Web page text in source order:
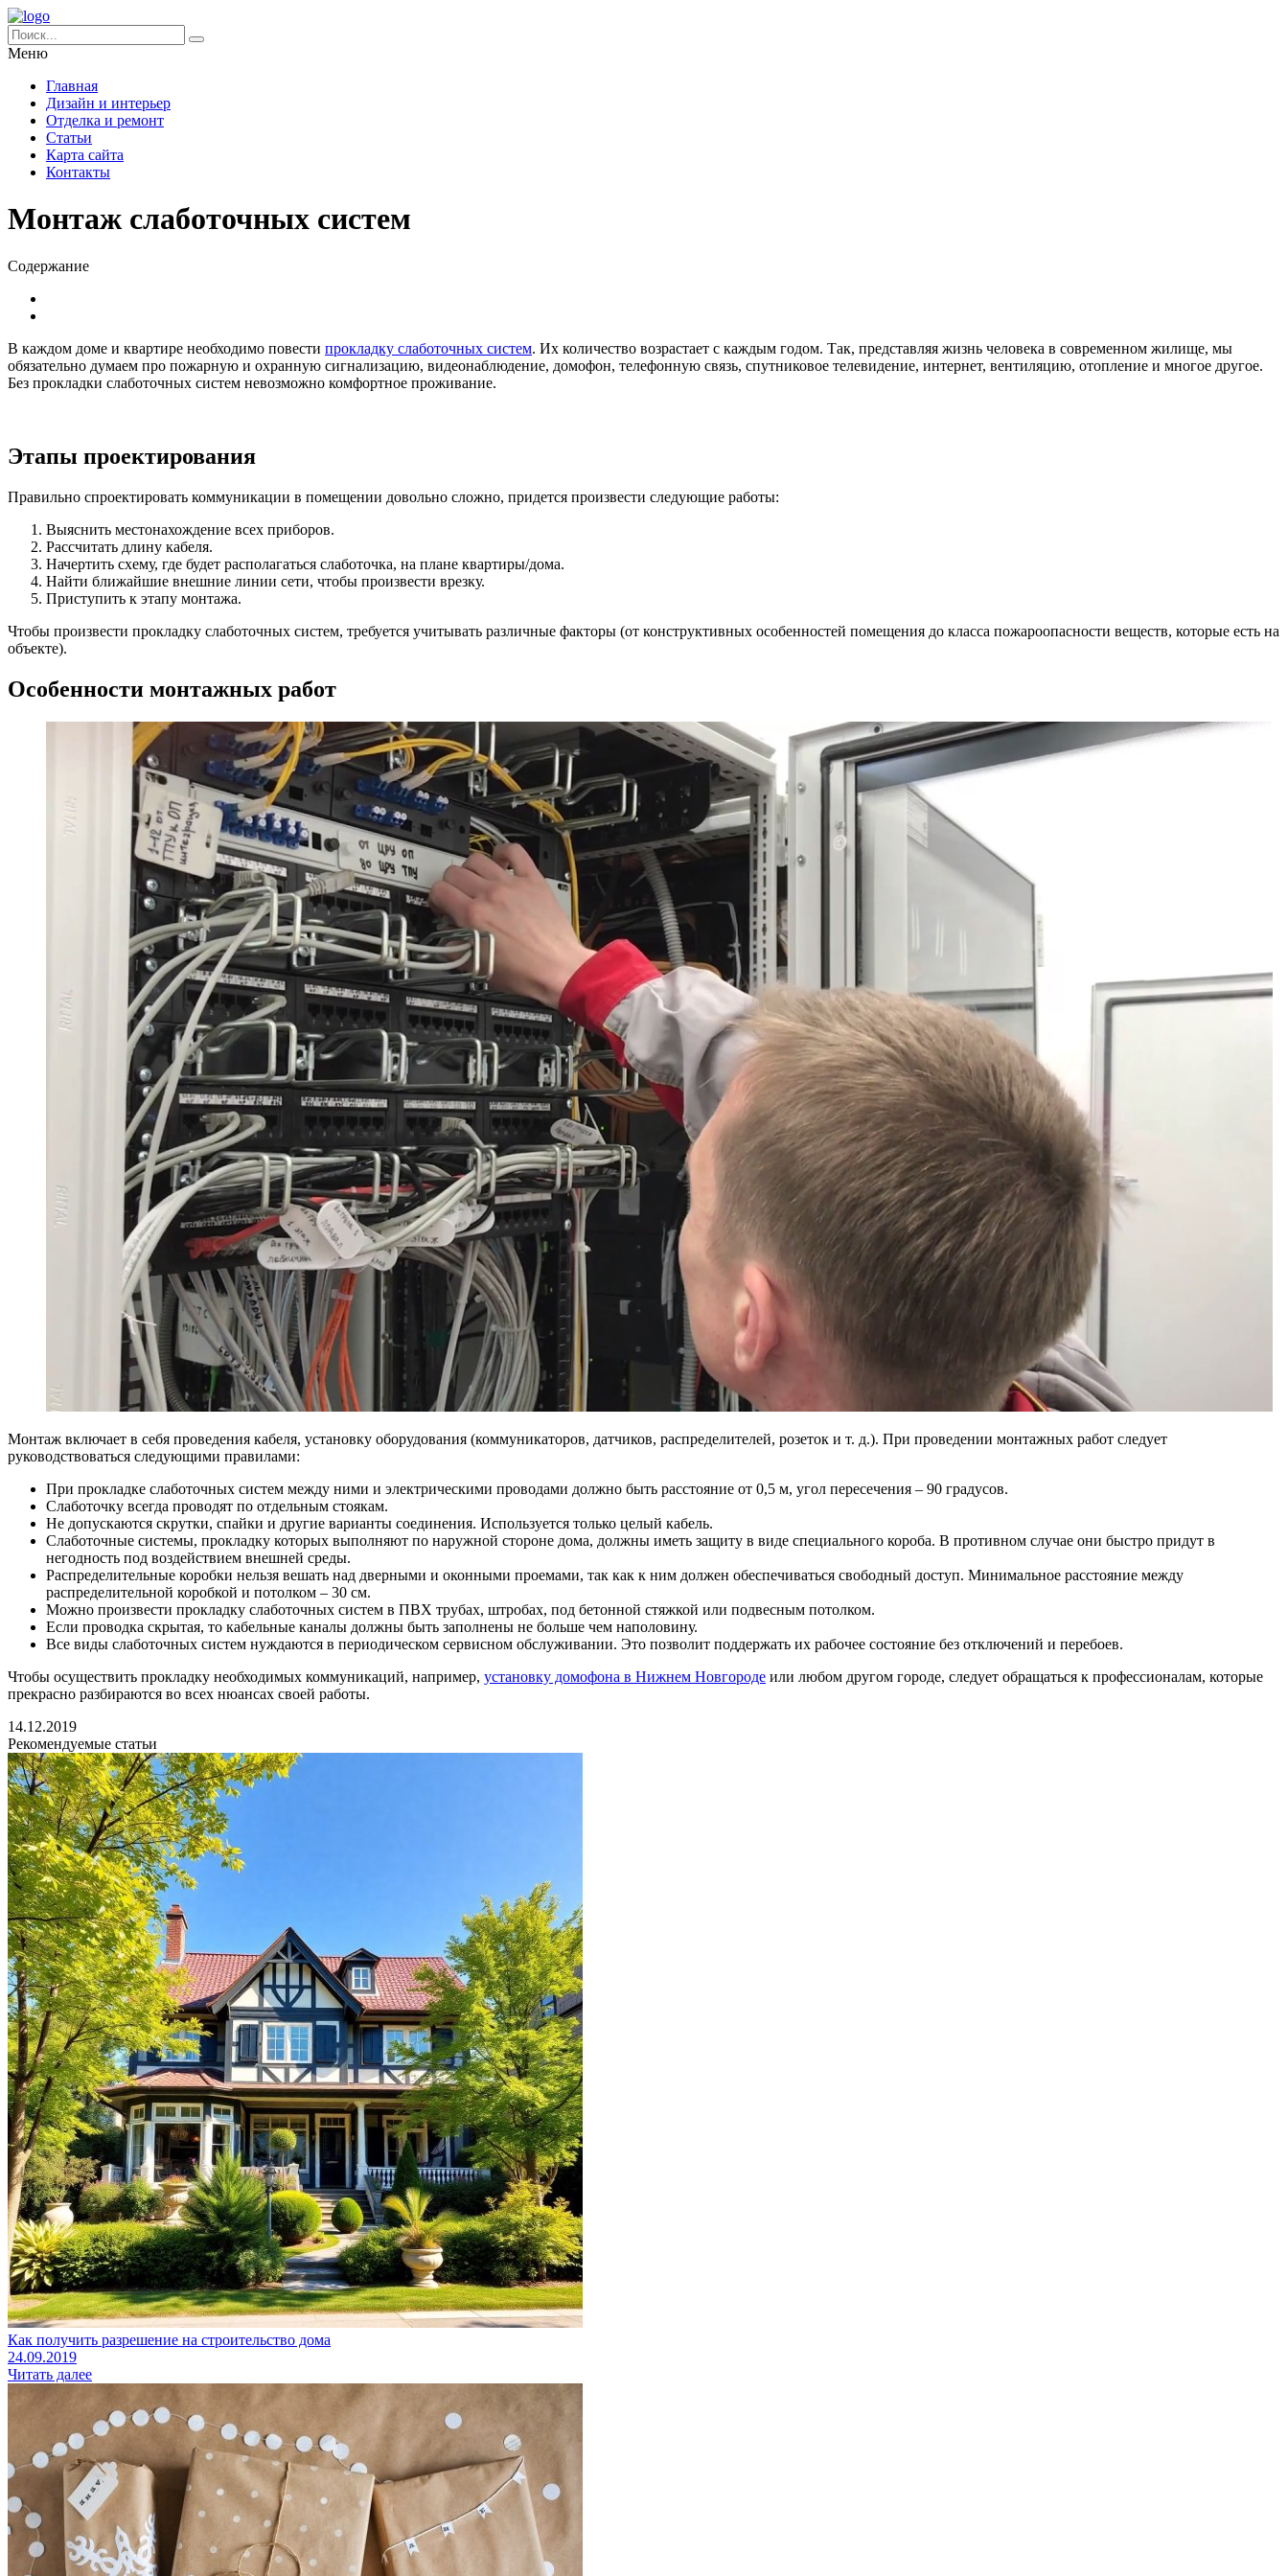
Меню
Главная
Дизайн и интерьер
Отделка и ремонт
Статьи
Карта сайта
Контакты
Монтаж слаботочных систем
Содержание
В каждом доме и квартире необходимо повести прокладку слаботочных систем. Их количество возрастает с каждым годом. Так, представляя жизнь человека в современном жилище, мы
обязательно думаем про пожарную и охранную сигнализацию, видеонаблюдение, домофон, телефонную связь, спутниковое телевидение, интернет, вентиляцию, отопление и многое другое.
Без прокладки слаботочных систем невозможно комфортное проживание.
Этапы проектирования
Правильно спроектировать коммуникации в помещении довольно сложно, придется произвести следующие работы:
Выяснить местонахождение всех приборов.
Рассчитать длину кабеля.
Начертить схему, где будет располагаться слаботочка, на плане квартиры/дома.
Найти ближайшие внешние линии сети, чтобы произвести врезку.
Приступить к этапу монтажа.
Чтобы произвести прокладку слаботочных систем, требуется учитывать различные факторы (от конструктивных особенностей помещения до класса пожароопасности веществ, которые есть на
объекте).
Особенности монтажных работ
Монтаж включает в себя проведения кабеля, установку оборудования (коммуникаторов, датчиков, распределителей, розеток и т. д.). При проведении монтажных работ следует
руководствоваться следующими правилами:
При прокладке слаботочных систем между ними и электрическими проводами должно быть расстояние от 0,5 м, угол пересечения – 90 градусов.
Слаботочку всегда проводят по отдельным стоякам.
Не допускаются скрутки, спайки и другие варианты соединения. Используется только целый кабель.
Слаботочные системы, прокладку которых выполняют по наружной стороне дома, должны иметь защиту в виде специального короба. В противном случае они быстро придут в
негодность под воздействием внешней среды.
Распределительные коробки нельзя вешать над дверными и оконными проемами, так как к ним должен обеспечиваться свободный доступ. Минимальное расстояние между
распределительной коробкой и потолком – 30 см.
Можно произвести прокладку слаботочных систем в ПВХ трубах, штробах, под бетонной стяжкой или подвесным потолком.
Если проводка скрытая, то кабельные каналы должны быть заполнены не больше чем наполовину.
Все виды слаботочных систем нуждаются в периодическом сервисном обслуживании. Это позволит поддержать их рабочее состояние без отключений и перебоев.
Чтобы осуществить прокладку необходимых коммуникаций, например, установку домофона в Нижнем Новгороде или любом другом городе, следует обращаться к профессионалам, которые
прекрасно разбираются во всех нюансах своей работы.
14.12.2019
Рекомендуемые статьи
Как получить разрешение на строительство дома
24.09.2019
Читать далее